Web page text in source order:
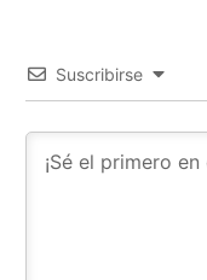
Suscribirse